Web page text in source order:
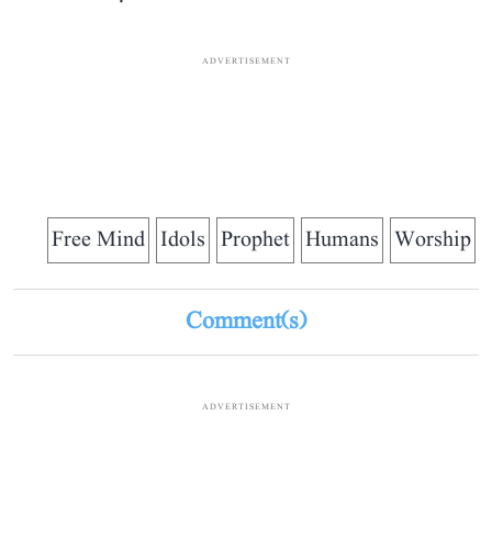
ADVERTISEMENT
Worship
Humans
Prophet
Idols
Free Mind
Comment(s)
ADVERTISEMENT